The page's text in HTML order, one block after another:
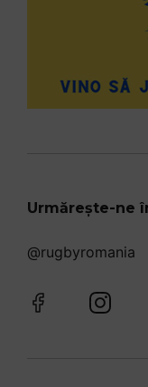
Urmărește-ne
@rugbyromania